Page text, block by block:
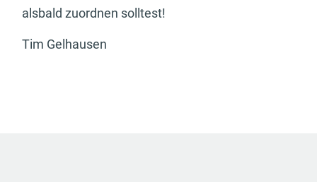
alsbald zuordnen solltest!
Tim Gelhausen